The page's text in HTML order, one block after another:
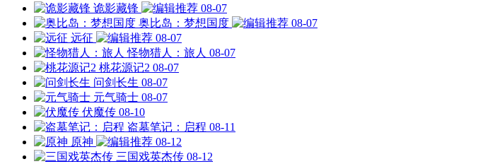
诡影藏锋
08-07
奥比岛：梦想国度
08-07
远征
08-07
怪物猎人：旅人 08-07
桃花源记2 08-07
问剑长生 08-07
元气骑士 08-07
伏魔传 08-10
盗墓笔记：启程 08-11
原神
08-12
三国戏英杰传 08-12